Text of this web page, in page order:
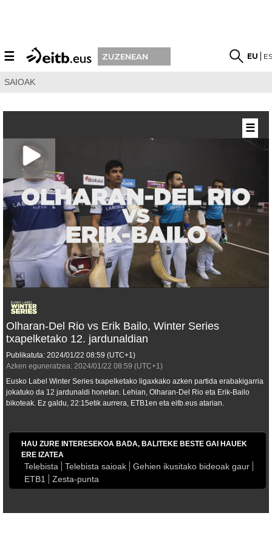
☰ ZUZENEAN EU
SAIOAK
Olharan-Del Rio vs Erik Bailo, Winter Series
txapelketako 12. jardunaldian
Publikatuta: 2024/01/22 08:59 (UTC+1)
Azken eguneratzea: 2024/01/22 08:59 (UTC+1)
Eusko Label Winter Series txapelketako ligaxkako azken partida erabakigarria
jokatuko da 12 jardunaldi honetan. Lehian, Olharan-Del Rio eta Erik-Bailo
bikoteak. Ez galdu, 22:15etik aurrera, ETB1en eta eitb.eus atarian.
HAU ZURE INTERESEKOA BADA, BALITEKE BESTE GAI HAUEK
ERE IZATEA
Telebista Telebista saioak
Gehien ikusitako bideoak gaur
ETB1
Zesta-punta
☰